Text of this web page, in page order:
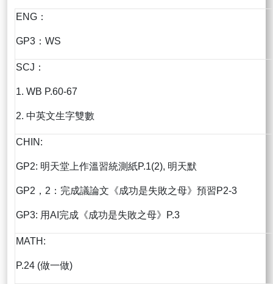
ENG：
GP3：WS
SCJ：
1. WB P.60-67
2. 中英文生字雙數
CHIN:
GP2: 明天堂上作溫習統測紙P.1(2), 明天默
GP2，2：完成議論文《成功是失敗之母》預習P2-3
GP3: 用AI完成《成功是失敗之母》P.3
MATH:
P.24 (做一做)